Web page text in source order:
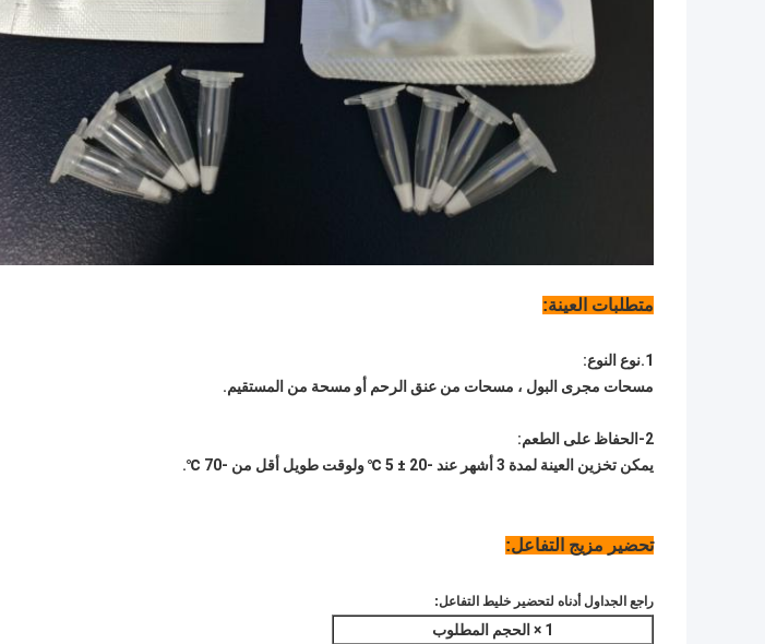
متطلبات العينة:
1.نوع النوع:
مسحات مجرى البول ، مسحات من عنق الرحم أو مسحة من المستقيم.
2-الحفاظ على الطعم:
يمكن تخزين العينة لمدة 3 أشهر عند -20 ± 5 ℃ ولوقت طويل أقل من -70 ℃.
تحضير مزيج التفاعل:
راجع الجداول أدناه لتحضير خليط التفاعل:
1 × الحجم المطلوب